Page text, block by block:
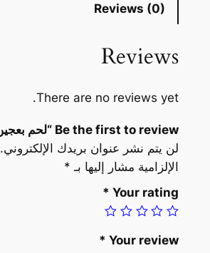
ي
q
a
t
i
y
Reviews (0)
Reviews
There are no reviews yet.
Be the first to review “لحم بعجين”
لن يتم نشر عنوان بريدك الإلكتروني.
الإلزامية مشار إليها بـ *
Your rating
*
Your review
*